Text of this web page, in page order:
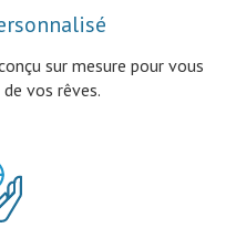
sur mesure pour vous
vos rêves.